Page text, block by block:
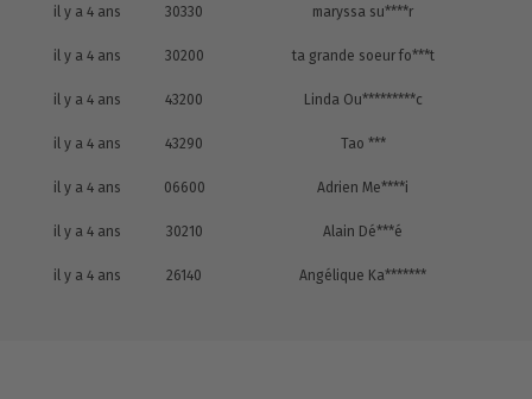
il y a 4 ans 30330 maryssa su****r
il y a 4 ans 30200 ta grande soeur fo***t
il y a 4 ans 43200 Linda Ou*********c
il y a 4 ans 43290 Tao ***
il y a 4 ans 06600 Adrien Me****i
il y a 4 ans 30210 Alain Dé***é
il y a 4 ans 26140 Angélique Ka*******